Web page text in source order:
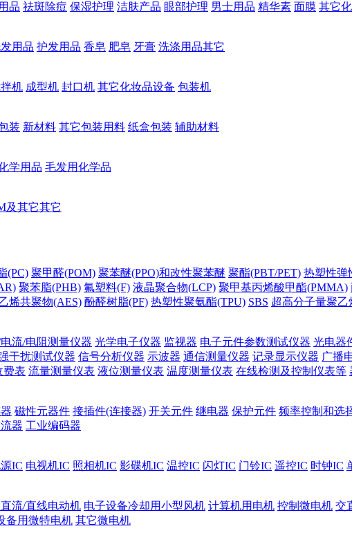
品 祛斑除痘 保湿护理 洁肤产品 眼部护理 男士用品 精华素 面膜 其它
用品 护发用品 香皂 肥皂 牙膏 洗涤用品其它
机 成型机 封口机 其它化妆品设备 包装机
装 新材料 其它包装用料 纸盒包装 辅助材料
学用品 毛发用化学品
及其它其它
(PC) 聚甲醛(POM) 聚苯醚(PPO)和改性聚苯醚 聚酯(PBT/PET) 热塑性弹
聚苯脂(PHB) 氟塑料(F) 液晶聚合物(LCP) 聚甲基丙烯酸甲酯(PMMA)
烯共聚物(AES) 酚醛树脂(PF) 热塑性聚氨酯(TPU) SBS 超高分子量聚乙
流/电阻测量仪器 光学电子仪器 监视器 电子元件参数测试仪器 光电器
干扰测试仪器 信号分析仪器 示波器 通信测量仪器 记录显示仪器 广播
费表 流量测量仪表 液位测量仪表 温度测量仪表 在线检测及控制仪表等
磁性元器件 接插件(连接器) 开关元件 继电器 保护元件 频率控制和选
器 工业编码器
IC 电视机IC 照相机IC 影碟机IC 温控IC 闪灯IC 门铃IC 遥控IC 时钟IC
流/直线电动机 电子设备冷却用小型风机 计算机用电机 控制微电机 交
备用微特电机 其它微电机